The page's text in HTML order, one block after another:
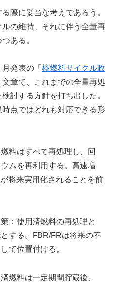
際に妥当な考えであろう。
の維持、それに伴う全量再
ある。
発表の「 核燃料サイクル政
文章で、これまでの全量再処
討する方針を打ち出した。
点ではどれも対応できる形
料はすべて再処理し、回
ムを再利用する。高速増
将来実用化されることを前
：使用済燃料の再処理と
する。FBR/FRは将来の不
て位置付ける。
燃料は一定期間貯蔵後、